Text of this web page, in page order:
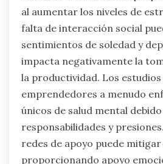
al aumentar los niveles de
falta de interacción social
sentimientos de soledad y
impacta negativamente la
la productividad. Los
emprendedores a menudo
únicos de salud mental debido
responsabilidades y
redes de apoyo puede
proporcionando apoyo